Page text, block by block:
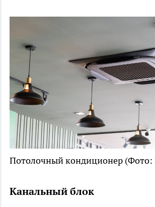
Потолочный кондиционер (Фото:
Канальный блок